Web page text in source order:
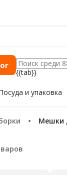
{{tab}}
и упаковка